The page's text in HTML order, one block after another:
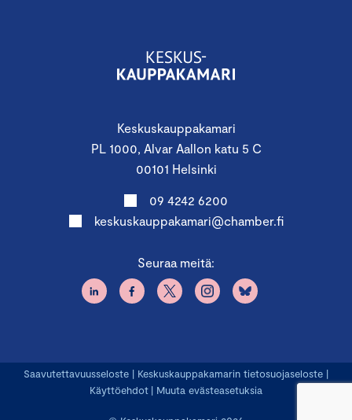
Keskuskauppakamari
PL 1000, Alvar Aallon katu 5 C
00101 Helsinki
09 4242 6200
keskuskauppakamari@chamber.fi
Seuraa meitä:
Saavutettavuusseloste | Keskuskauppakamarin tietosuojaseloste |
Käyttöehdot | Muuta evästeasetuksia